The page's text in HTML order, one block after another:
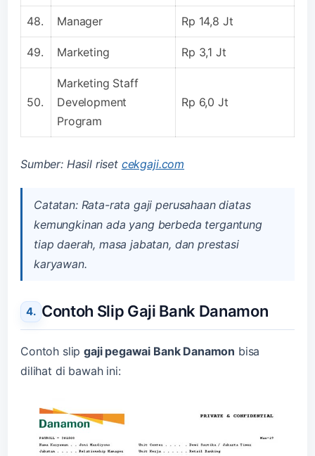
48. Manager Rp 14,8 Jt
49. Marketing Rp 3,1 Jt
50.
Marketing Staff
Development
Program
Rp 6,0 Jt
Sumber: Hasil riset cekgaji.com
Catatan: Rata-rata gaji perusahaan diatas
kemungkinan ada yang berbeda tergantung
tiap daerah, masa jabatan, dan prestasi
karyawan.
Contoh Slip Gaji Bank Danamon
Contoh slipgaji pegawai Bank Danamon bisa
dilihat di bawah ini: